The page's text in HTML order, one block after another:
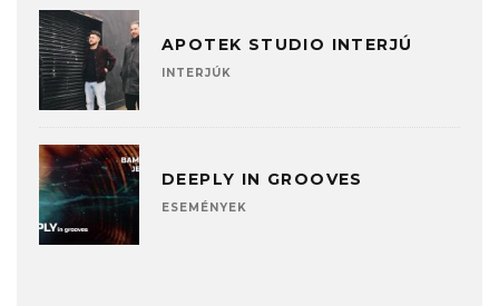
APOTEK STUDIO INTERJÚ
INTERJÚK
DEEPLY IN GROOVES
ESEMÉNYEK